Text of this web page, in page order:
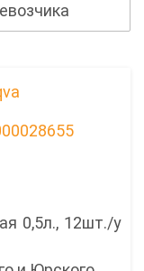
0,5л., 12шт./у